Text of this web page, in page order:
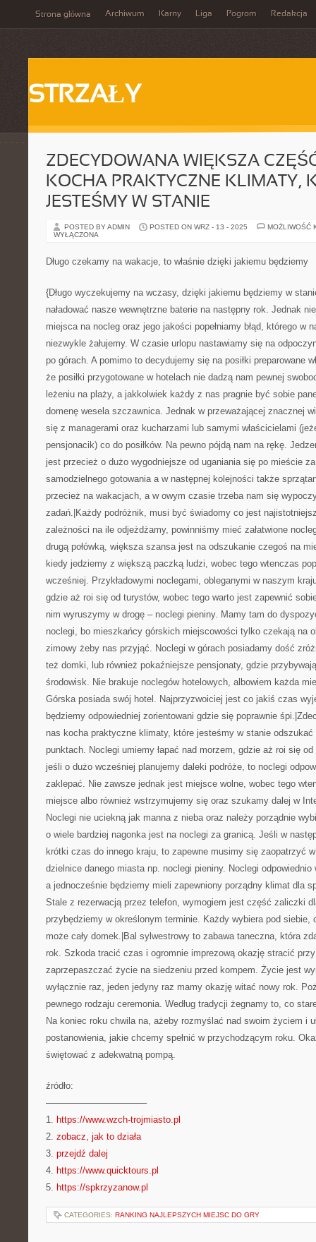
Strona główna Archiwum Karny Liga Pogrom Redakcja
STRZAŁY
ZDECYDOWANA WIĘKSZA
KOCHA PRAKTYCZNE KLIMATY,
JESTEŚMY W STANIE
POSTED BY ADMIN POSTED ON WRZ - 13 - 2025
MOŻLIWOŚĆ
WYŁĄCZONA
Długo czekamy na wakacje, to właśnie dzięki jakiemu będziemy
{Długo wyczekujemy na wczasy, dzięki jakiemu będziemy w
naładować nasze wewnętrzne baterie na następny rok. Jednak
miejsca na nocleg oraz jego jakości popełniamy błąd, którego w
niezwykle żałujemy. W czasie urlopu nastawiamy się na
po górach. A pomimo to decydujemy się na posiłki preparowane
że posiłki przygotowane w hotelach nie dadzą nam pewnej
leżeniu na plaży, a jakkolwiek każdy z nas pragnie być sobie
domenę wesela szczawnica. Jednak w przeważającej znacznej
się z managerami oraz kucharzami lub samymi właścicielami
pensjonacik) co do posiłków. Na pewno pójdą nam na rękę.
jest przecież o dużo wygodniejsze od uganiania się po mieście
samodzielnego gotowania a w następnej kolejności także
przecież na wakacjach, a w owym czasie trzeba nam się
zadań.|Każdy podróżnik, musi być świadomy co jest
zależności na ile odjeżdżamy, powinniśmy mieć załatwione
drugą połówką, większa szansa jest na odszukanie czegoś na
kiedy jedziemy z większą paczką ludzi, wobec tego wtenczas
wcześniej. Przykładowymi noclegami, obleganymi w naszym
gdzie aż roi się od turystów, wobec tego warto jest zapewnić
nim wyruszymy w drogę – noclegi pieniny. Mamy tam do
noclegi, bo mieszkańcy górskich miejscowości tylko czekają na
zimowy żeby nas przyjąć. Noclegi w górach posiadamy dość
też domki, lub również pokaźniejsze pensjonaty, gdzie
środowisk. Nie brakuje noclegów hotelowych, albowiem każda
Górska posiada swój hotel. Najprzyzwoiciej jest co jakiś czas
będziemy odpowiedniej zorientowani gdzie się poprawnie
nas kocha praktyczne klimaty, które jesteśmy w stanie odszukać
punktach. Noclegi umiemy łapać nad morzem, gdzie aż roi się
jeśli o dużo wcześniej planujemy daleki podróże, to noclegi
zaklepać. Nie zawsze jednak jest miejsce wolne, wobec tego
miejsce albo również wstrzymujemy się oraz szukamy dalej w
Noclegi nie uciekną jak manna z nieba oraz należy porządnie
o wiele bardziej nagonka jest na noclegi za granicą. Jeśli w
krótki czas do innego kraju, to zapewne musimy się zaopatrzyć
dzielnice danego miasta np. noclegi pieniny. Noclegi odpowiednio
a jednocześnie będziemy mieli zapewniony porządny klimat dla
Stale z rezerwacją przez telefon, wymogiem jest część zaliczki
przybędziemy w określonym terminie. Każdy wybiera pod siebie,
może cały domek.|Bal sylwestrowy to zabawa taneczna, która
rok. Szkoda tracić czas i ogromnie imprezową okazję stracić
zaprzepaszczać życie na siedzeniu przed kompem. Życie jest
wyłącznie raz, jeden jedyny raz mamy okazję witać nowy rok.
pewnego rodzaju ceremonia. Według tradycji żegnamy to, co
Na koniec roku chwila na, ażeby rozmyślać nad swoim życiem i
postanowienia, jakie chcemy spełnić w przychodzącym roku.
świętować z adekwatną pompą.
źródło:
———————————
1. https://www.wzch-trojmiasto.pl
2. zobacz, jak to działa
3. przejdź dalej
4. https://www.quicktours.pl
5. https://spkrzyzanow.pl
CATEGORIES: RANKING NAJLEPSZYCH MIEJSC DO GRY